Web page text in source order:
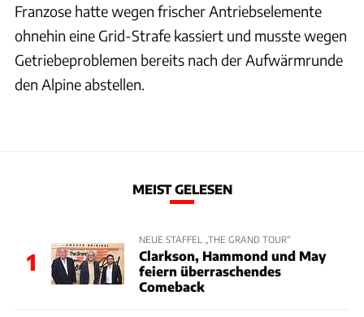
Franzose hatte wegen frischer Antriebselemente
ohnehin eine Grid-Strafe kassiert und musste wegen
Getriebeproblemen bereits nach der Aufwärmrunde
den Alpine abstellen.
MEIST GELESEN
1
NEUE STAFFEL „THE GRAND TOUR“
Clarkson, Hammond und May
feiern überraschendes
Comeback